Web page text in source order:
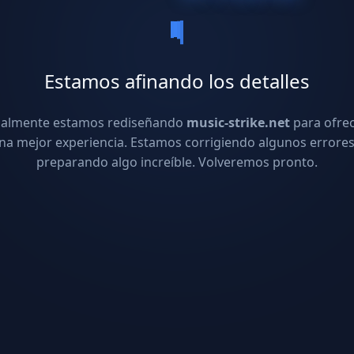
Estamos afinando los detalles
estamos rediseñando music-strike.net para
mejor experiencia. Estamos corrigiendo algunos
preparando algo increíble. Volveremos pronto.